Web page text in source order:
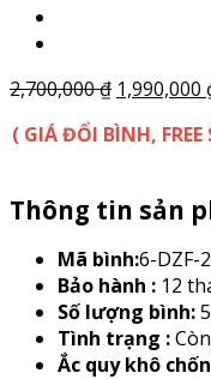
2,700,000₫ 1,990,000
( GIÁ ĐỔI BÌNH,
Thông tin sản
Mã bình:6-DZF-
Bảo hành : 12
Số lượng bình:
Tình trạng :
Ắc quy khô